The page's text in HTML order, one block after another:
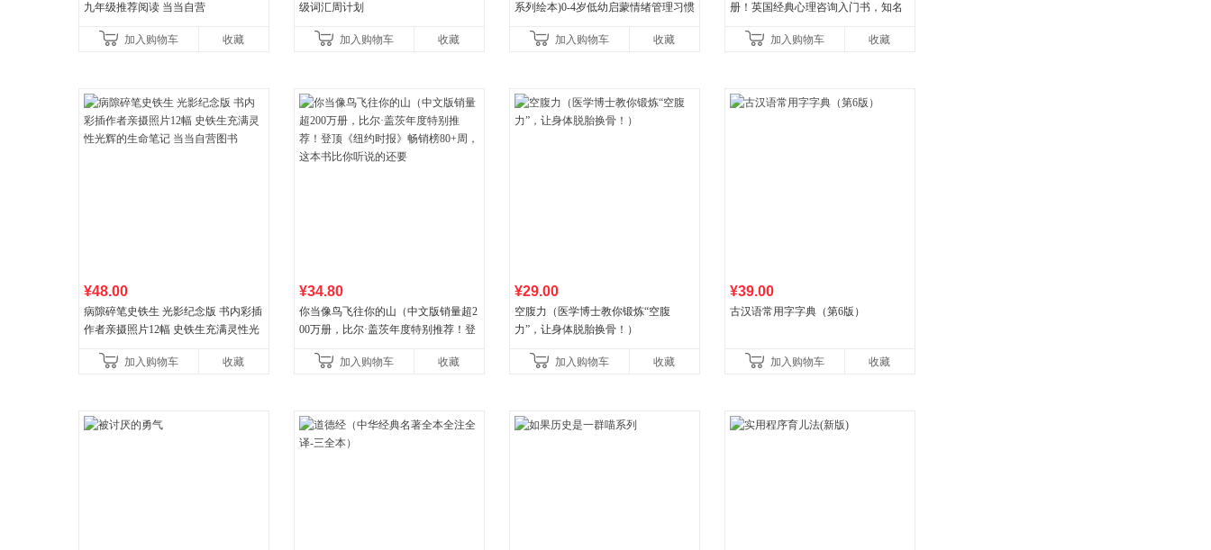
九年级推荐阅读 当当自营
加入购物车 收藏
级词汇周计划
加入购物车 收藏
系列绘本)0-4岁低幼启蒙情绪管理习惯
养好品质，发现快
加入购物车 收藏
册！英国经典心理咨询入门书，知名
加入购物车
收藏
¥48.00
病隙碎笔史铁生 光影纪念版 书内彩插
作者亲摄照片12幅 史铁生充满灵性光
加入购物车
收藏
¥34.80
你当像鸟飞往你的山（中文版销量超2
00万册，比尔·盖茨年度特别推荐！登
比你听说的还要
加入购物车 收藏
¥29.00
空腹力（医学博士教你锻炼“空腹
力”，让身体脱胎换骨！）
加入购物车 收藏
¥39.00
古汉语常用字字典（第6版）
加入购物车 收藏